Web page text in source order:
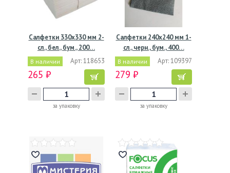
Салфетки 330х330 мм 2-
сл., бел., бум., 200…
В наличии Арт: 118653
265 ₽
за упаковку
Салфетки 240х240 мм 1-
сл., черн., бум., 400…
В наличии Арт: 109397
279 ₽
за упаковку